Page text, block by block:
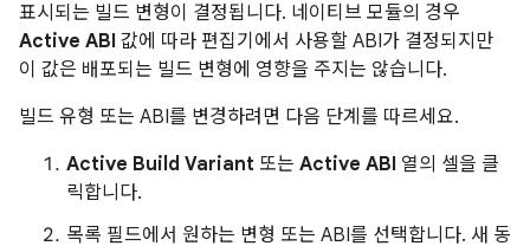
표시되는 빌드 변형이 결정됩니다. 네이티브 모듈의 경우
Active ABI 값에 따라 편집기에서 사용할 ABI가 결정되지만
이 값은 배포되는 빌드 변형에 영향을 주지는 않습니다.
빌드 유형 또는 ABI를 변경하려면 다음 단계를 따르세요.
Active Build Variant 또는 Active ABI 열의 셀을 클
릭합니다.
목록 필드에서 원하는 변형 또는 ABI를 선택합니다. 새 동